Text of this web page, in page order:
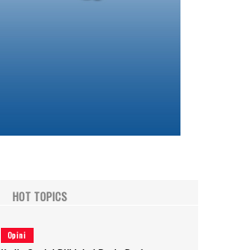
HOT TOPICS
Opini